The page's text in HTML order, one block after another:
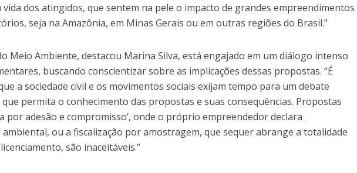
dos atingidos, que sentem na pele o impacto de grandes empreendimentos
seja na Amazônia, em Minas Gerais ou em outras regiões do Brasil.”
Meio Ambiente, destacou Marina Silva, está engajado em um diálogo intenso
buscando conscientizar sobre as implicações dessas propostas. “É
a sociedade civil e os movimentos sociais exijam tempo para um debate
permita o conhecimento das propostas e suas consequências. Propostas
por adesão e compromisso’, onde o próprio empreendedor declara
ou a fiscalização por amostragem, que sequer abrange a totalidade
são inaceitáveis.”